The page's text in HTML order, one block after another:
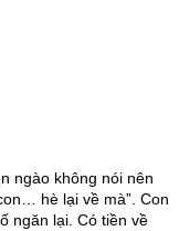
ngào không nói nên
hè lại về mà”. Con
ngăn lại. Có tiền về